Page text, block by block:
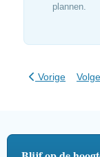
plannen.
Vorig artikel:
Vorige